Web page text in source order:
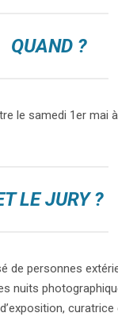
QUAND ?
le samedi 1er mai
LE JURY ?
personnes
nuits